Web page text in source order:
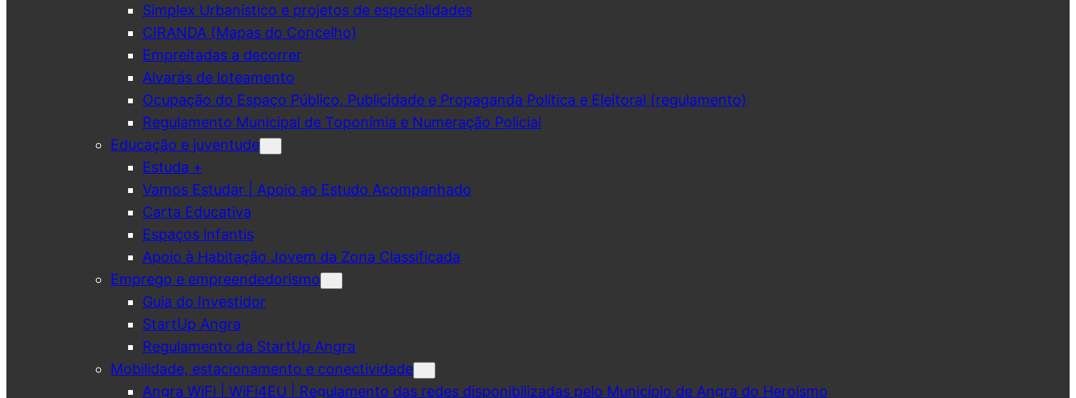
Simplex Urbanístico e projetos de especialidades
CIRANDA (Mapas do Concelho)
Empreitadas a decorrer
Alvarás de loteamento
Ocupação do Espaço Público, Publicidade e Propaganda Política e Eleitoral (regulamento)
Regulamento Municipal de Toponímia e Numeração Policial
Educação e juventude
Estuda +
Vamos Estudar | Apoio ao Estudo Acompanhado
Carta Educativa
Espaços infantis
Apoio à Habitação Jovem da Zona Classificada
Emprego e empreendedorismo
Guia do Investidor
StartUp Angra
Regulamento da StartUp Angra
Mobilidade, estacionamento e conectividade
Angra WiFi | WiFi4EU | Regulamento das redes disponibilizadas pelo Município de Angra do Heroísmo